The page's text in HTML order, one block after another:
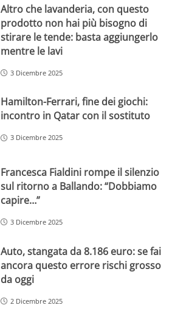
Altro che lavanderia, con questo
prodotto non hai più bisogno di
stirare le tende: basta aggiungerlo
mentre le lavi
3 Dicembre 2025
Hamilton-Ferrari, fine dei giochi:
incontro in Qatar con il sostituto
3 Dicembre 2025
Francesca Fialdini rompe il silenzio
sul ritorno a Ballando: “Dobbiamo
capire…”
3 Dicembre 2025
Auto, stangata da 8.186 euro: se fai
ancora questo errore rischi grosso
da oggi
2 Dicembre 2025